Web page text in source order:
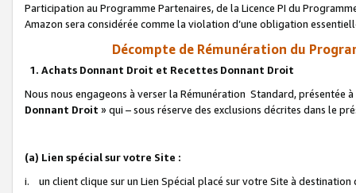
Participation au Programme Partenaires, de la Licence PI du
Amazon sera considérée comme la violation d’une obligation
Décompte de Rémunération du
1. Achats Donnant Droit et Recettes Donnant Droit
Nous nous engageons à verser la Rémunération Standard, présentée
Donnant Droit » qui – sous réserve des exclusions décrites dans le
(a) Lien spécial sur votre Site :
i. un client clique sur un Lien Spécial placé sur votre Site à destination